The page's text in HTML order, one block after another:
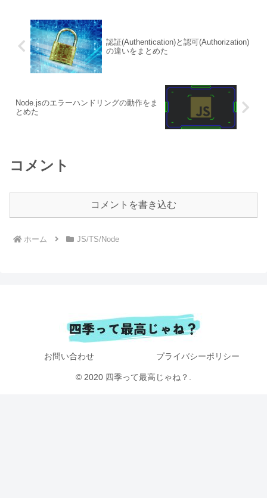
認証(Authentication)と認可(Authorization)
の違いをまとめた
Node.jsのエラーハンドリングの動作をま
とめた
コメント
コメントを書き込む
ホーム JS/TS/Node
お問い合わせ プライバシーポリシー
© 2020 四季って最高じゃね？.